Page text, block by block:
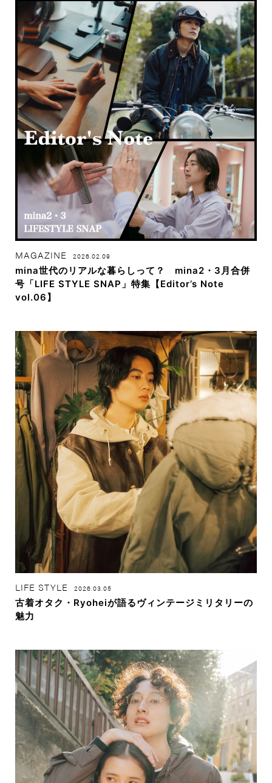
MAGAZINE 2026.02.09
mina世代のリアルな暮らしって？ mina2・3月合併
号「LIFE STYLE SNAP」特集【Editor’s Note
vol.06】
LIFE STYLE 2026.03.05
古着オタク・Ryoheiが語るヴィンテージミリタリーの
魅力